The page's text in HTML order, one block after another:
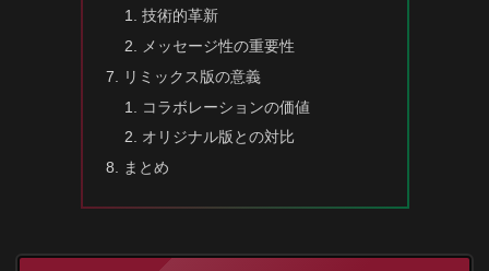
技術的革新
メッセージ性の重要性
リミックス版の意義
コラボレーションの価値
オリジナル版との対比
まとめ